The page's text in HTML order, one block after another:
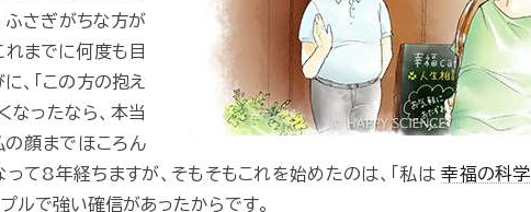
ふさぎがちな方が
れまでに何度も目
、「この方の抱え
なったなら、本当
の顔までほころん
って8年経ちますが、そもそもこれを始めたのは、「私は幸福の科学
ルで強い確信があったからです。